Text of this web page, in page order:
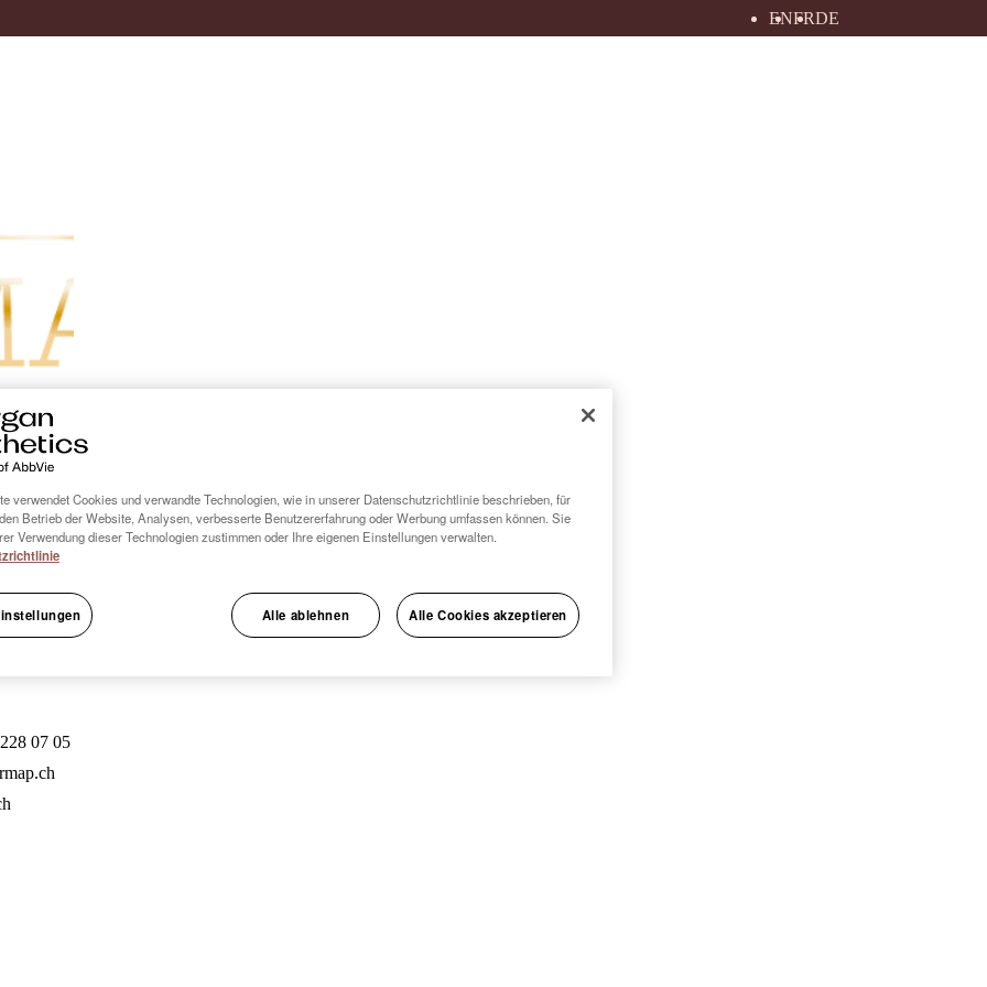
ENFRDE
07 05
verwendet Cookies und verwandte Technologien, wie in unserer Datenschutzrichtlinie beschrieben, für
Betrieb der Website, Analysen, verbesserte Benutzererfahrung oder Werbung umfassen können. Sie
Verwendung dieser Technologien zustimmen oder Ihre eigenen Einstellungen verwalten.
Alle ablehnen Alle Cookies akzeptieren